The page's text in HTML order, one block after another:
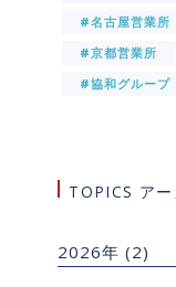
#名古屋営業所
#京都営業所
#協和グループ
TOPICS ア
2026年 (2)